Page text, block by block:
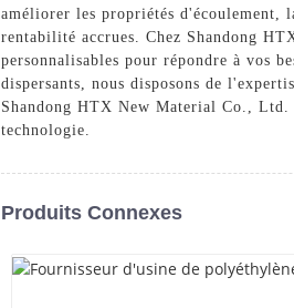
améliorer les propriétés d'écoulement,
rentabilité accrues. Chez Shandong
personnalisables pour répondre à vos
dispersants, nous disposons de
Shandong HTX New Material Co.,
technologie.
Produits Connexes